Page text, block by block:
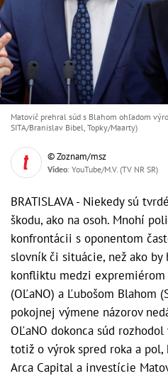
Matovič prehral súd s Blahom ohľadom
SITA/Branislav Bibel, Topky/Maarty)
© Zoznam/msz
Video: YouTube/M.V. (TV NR SR)
BRATISLAVA - Niekedy sú
škodu, ako na osoh. Mnohí
konfrontácii s oponentom
slovník či situácie, než ako by
konfliktu medzi
(OĽaNO) a Ľubošom Blahom
pokojnej výmene názorov
OĽaNO dokonca súd
totiž o výrok spred roka a
Arca Capital a investície